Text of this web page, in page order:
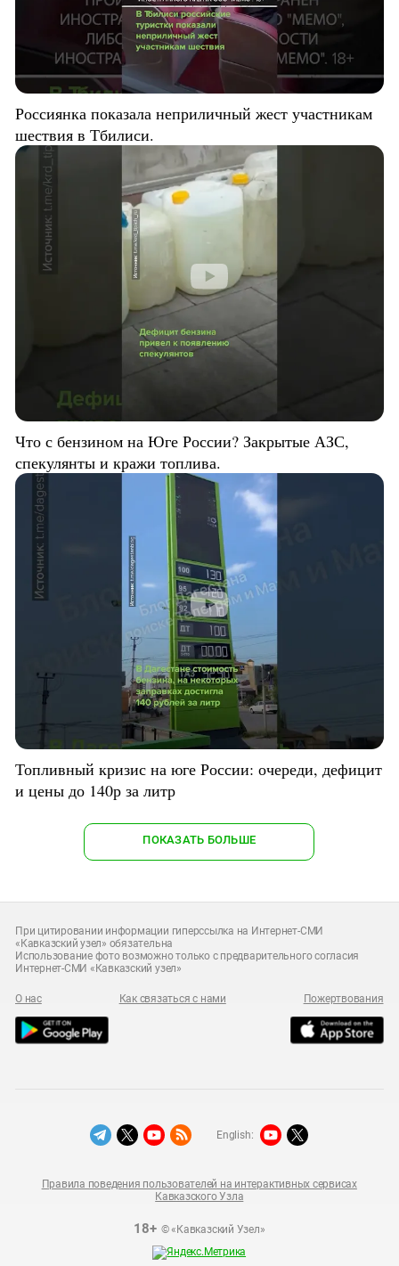
Россиянка показала неприличный жест участникам
шествия в Тбилиси.
Что с бензином на Юге России? Закрытые АЗС,
спекулянты и кражи топлива.
Топливный кризис на юге России: очереди, дефицит
и цены до 140р за литр
ПОКАЗАТЬ БОЛЬШЕ
При цитировании информации гиперссылка на Интернет-СМИ
«Кавказский узел» обязательна
Использование фото возможно только с предварительного согласия
Интернет-СМИ «Кавказский узел»
О нас Как связаться с нами Пожертвования
18+© «Кавказский Узел»
Правила поведения пользователей на интерактивных сервисах
Кавказского Узла
English: